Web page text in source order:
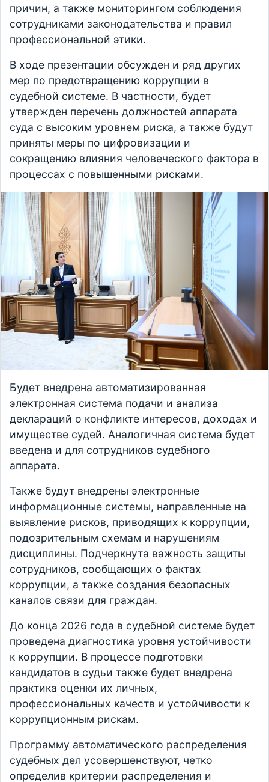
причин, а также мониторингом соблюдения
сотрудниками законодательства и правил
профессиональной этики.
В ходе презентации обсужден и ряд других
мер по предотвращению коррупции в
судебной системе. В частности, будет
утвержден перечень должностей аппарата
суда с высоким уровнем риска, а также будут
приняты меры по цифровизации и
сокращению влияния человеческого фактора в
процессах с повышенными рисками.
Будет внедрена автоматизированная
электронная система подачи и анализа
деклараций о конфликте интересов, доходах и
имуществе судей. Аналогичная система будет
введена и для сотрудников судебного
аппарата.
Также будут внедрены электронные
информационные системы, направленные на
выявление рисков, приводящих к коррупции,
подозрительным схемам и нарушениям
дисциплины. Подчеркнута важность защиты
сотрудников, сообщающих о фактах
коррупции, а также создания безопасных
каналов связи для граждан.
До конца 2026 года в судебной системе будет
проведена диагностика уровня устойчивости
к коррупции. В процессе подготовки
кандидатов в судьи также будет внедрена
практика оценки их личных,
профессиональных качеств и устойчивости к
коррупционным рискам.
Программу автоматического распределения
судебных дел усовершенствуют, четко
определив критерии распределения и